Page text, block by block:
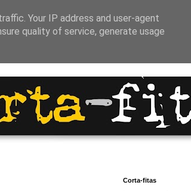
Corta-fitas
Your IP address and user-agent
quality of service, generate usage